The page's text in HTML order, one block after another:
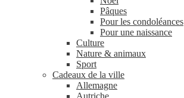
Pâques
Pour les condoléances
Pour une naissance
Culture
Nature & animaux
Sport
Cadeaux de la ville
Allemagne
Autriche